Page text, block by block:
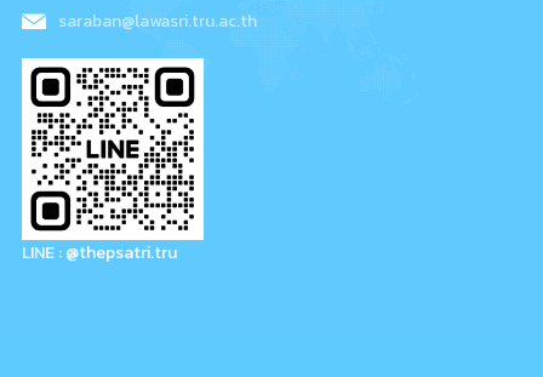
saraban@lawasri.tru.ac.th
LINE : @thepsatri.tru